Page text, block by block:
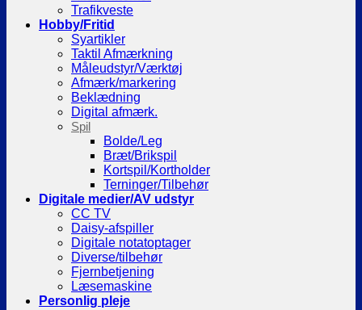
Trafikveste
Hobby/Fritid
Syartikler
Taktil Afmærkning
Måleudstyr/Værktøj
Afmærk/markering
Beklædning
Digital afmærk.
Spil
Bolde/Leg
Bræt/Brikspil
Kortspil/Kortholder
Terninger/Tilbehør
Digitale medier/AV udstyr
CC TV
Daisy-afspiller
Digitale notatoptager
Diverse/tilbehør
Fjernbetjening
Læsemaskine
Personlig pleje